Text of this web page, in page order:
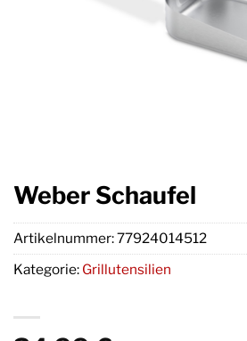
Weber Schaufel
Artikelnummer:77924014512
Kategorie: Grillutensilien